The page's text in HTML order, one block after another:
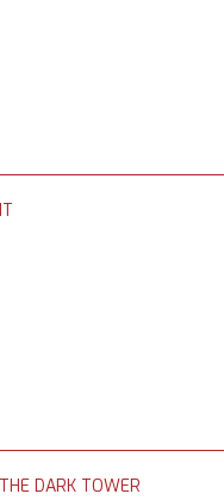
IT
THE DARK TOWER